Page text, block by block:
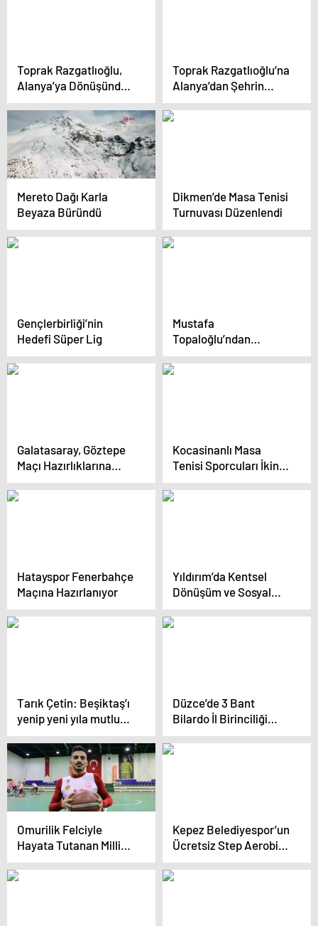
Toprak Razgatlıoğlu,
Alanya’ya Dönüşünde
Dünya
Şampiyonluğunu
Kutladı
Toprak Razgatlıoğlu’na
Alanya’dan Şehrin
Anahtarı
Mereto Dağı Karla
Beyaza Büründü
Dikmen’de Masa Tenisi
Turnuvası Düzenlendi
Gençlerbirliği’nin
Hedefi Süper Lig
Mustafa
Topaloğlu’ndan
Kastamonuspor’a
Destek
Galatasaray, Göztepe
Maçı Hazırlıklarına
Devam Ediyor
Kocasinanlı Masa
Tenisi Sporcuları İkinci
Oldu
Hatayspor Fenerbahçe
Maçına Hazırlanıyor
Yıldırım’da Kentsel
Dönüşüm ve Sosyal
Yatırımlar Artarak
Devam Ediyor
Tarık Çetin: Beşiktaş’ı
yenip yeni yıla mutlu
gireceğiz
Düzce’de 3 Bant
Bilardo İl Birinciliği
Müsabakalarına
Hazırlık Turnuvası
Omurilik Felciyle
Hayata Tutanan Milli
Basketbolcu Ebubekir
Yıldırım’ın Hikayesi
Kepez Belediyespor’un
Ücretsiz Step Aerobik
Kursları Kadınları
Formda Tutuyor